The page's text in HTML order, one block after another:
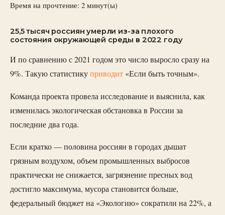
Время на прочтение: 2 минут(ы)
25,5 тысяч россиян умерли из-за плохого
состояния окружающей среды в 2022 году
И по сравнению с 2021 годом это число выросло сразу на
9%. Такую статистикуприводит «Если быть точным».
Команда проекта провела исследование и выяснила, как
изменилась экологическая обстановка в России за
последние два года.
Если кратко — половина россиян в городах дышат
грязным воздухом, объем промышленных выбросов
практически не снижается, загрязнение пресных вод
достигло максимума, мусора становится больше,
федеральный бюджет на «Экологию» сократили на 22%, а